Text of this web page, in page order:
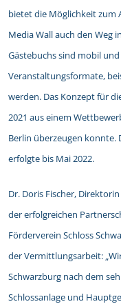
bietet die Möglichkeit zum
Media Wall auch den Weg
Gästebuchs sind mobil
Veranstaltungsformate,
werden. Das Konzept für
2021 aus einem
Berlin überzeugen konnte.
erfolgte bis Mai 2022.
Dr. Doris Fischer,
der erfolgreichen
Förderverein Schloss
der Vermittlungsarbeit:
Schwarzburg nach dem
Schlossanlage und